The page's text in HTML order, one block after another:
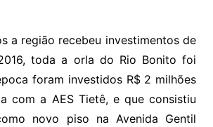
a região recebeu investimentos de
toda a orla do Rio Bonito foi
foram investidos R$ 2 milhões
com a AES Tietê, e que consistiu
novo piso na Avenida Gentil